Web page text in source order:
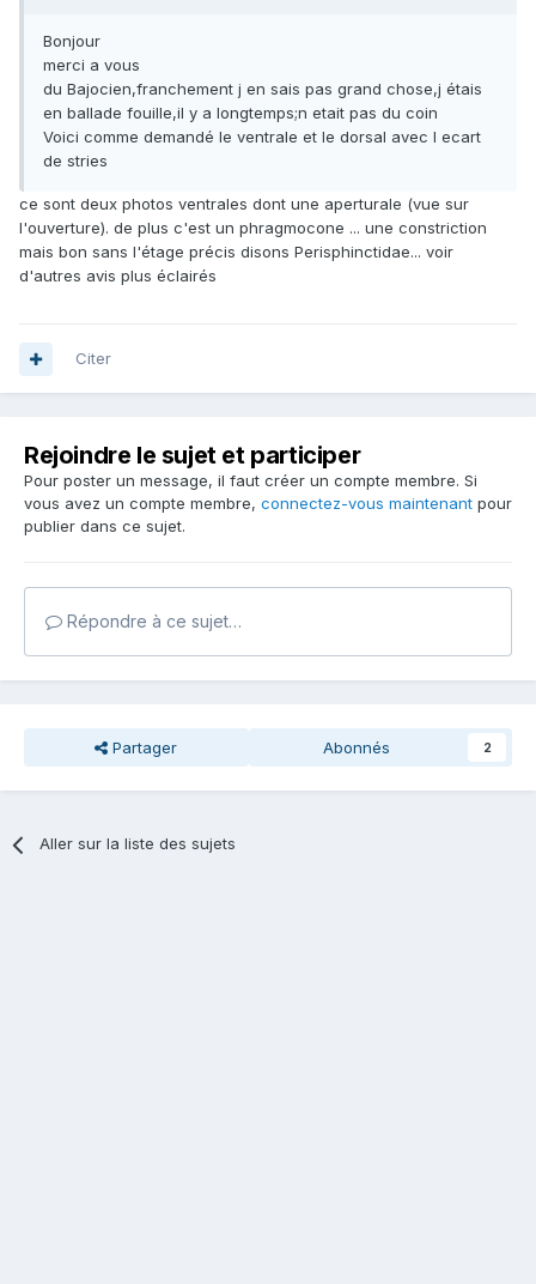
Bonjour
merci a vous
du Bajocien,franchement j en sais pas grand chose,j étais
en ballade fouille,il y a longtemps;n etait pas du coin
Voici comme demandé le ventrale et le dorsal avec l ecart
de stries
ce sont deux photos ventrales dont une aperturale (vue sur
l'ouverture). de plus c'est un phragmocone ... une constriction
mais bon sans l'étage précis disons Perisphinctidae... voir
d'autres avis plus éclairés
Citer
Rejoindre le sujet et participer
Pour poster un message, il faut créer un compte membre. Si
vous avez un compte membre, connectez-vous maintenant pour
publier dans ce sujet.
Répondre à ce sujet…
Partager Abonnés 2
Aller sur la liste des sujets